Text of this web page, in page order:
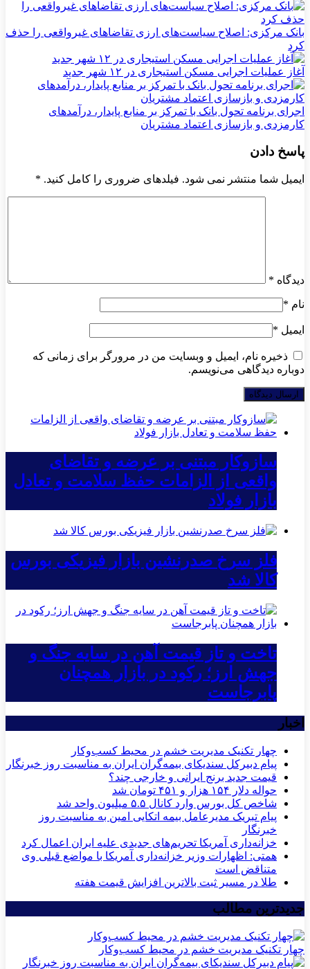
بانک مرکزی: اصلاح سیاست‌های ارزی تقاضاهای غیرواقعی را حذف
کرد
آغاز عملیات اجرایی مسکن استیجاری در ۱۲ شهر جدید
اجرای برنامه تحول بانک با تمرکز بر منابع پایدار، درآمدهای
کارمزدی و بازسازی اعتماد مشتریان
پاسخ دادن
ایمیل شما منتشر نمی شود. فیلدهای ضروری را کامل کنید. *
دیدگاه *
نام *
ایمیل *
ذخیره نام، ایمیل و وبسایت من در مرورگر برای زمانی که
دوباره دیدگاهی می‌نویسم.
سازوکار مبتنی بر عرضه و تقاضای
واقعی از الزامات حفظ سلامت و تعادل
بازار فولاد
فلز سرخ صدرنشین بازار فیزیکی بورس
کالا شد
تاخت و تاز قیمت آهن در سایه جنگ و
جهش ارز؛ رکود در بازار همچنان
پابرجاست
اخبار
چهار تکنیک مدیریت خشم در محیط کسب‌وکار
پیام دبیرکل سندیکای بیمه‌گران ایران به مناسبت روز خبرنگار
قیمت جدید برنج ایرانی و خارجی چند؟
حواله دلار ۱۵۴ هزار و ۴۵۱ تومان شد
شاخص کل بورس وارد کانال ۵.۵ میلیون واحد شد
پیام تبریک مدیرعامل بیمه اتکایی امین به مناسبت روز
خبرنگار
خزانه‌داری آمریکا تحریم‌های جدیدی علیه ایران اعمال کرد
همتی: اظهارات وزیر خزانه‌داری آمریکا با مواضع قبلی وی
متناقض است
طلا در مسیر ثبت بالاترین افزایش قیمت هفته
جدیدترین مطالب
چهار تکنیک مدیریت خشم در محیط کسب‌وکار